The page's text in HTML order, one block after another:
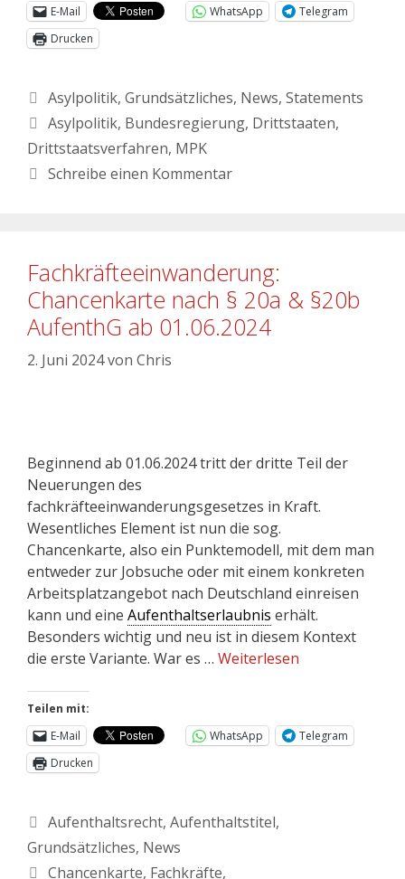
E-Mail
WhatsApp
Telegram
Drucken
Asylpolitik, Grundsätzliches, News, Statements
Asylpolitik, Bundesregierung, Drittstaaten,
Drittstaatsverfahren, MPK
Schreibe einen Kommentar
Fachkräfteeinwanderung:
Chancenkarte nach § 20a & §20b
AufenthG ab 01.06.2024
2. Juni 2024von Chris
Beginnend ab 01.06.2024 tritt der dritte Teil der
Neuerungen des
fachkräfteeinwanderungsgesetzes in Kraft.
Wesentliches Element ist nun die sog.
Chancenkarte, also ein Punktemodell, mit dem man
entweder zur Jobsuche oder mit einem konkreten
Arbeitsplatzangebot nach Deutschland einreisen
kann und eine Aufenthaltserlaubnis erhält.
Besonders wichtig und neu ist in diesem Kontext
die erste Variante. War es … Weiterlesen
Teilen mit:
E-Mail
WhatsApp
Telegram
Drucken
Aufenthaltsrecht, Aufenthaltstitel,
Grundsätzliches, News
Chancenkarte, Fachkräfte,